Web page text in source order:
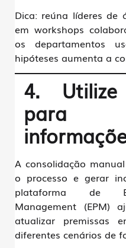
Dica: reúna líderes de
em workshops
os departamentos
hipóteses aumenta a
4. Utilize
para
A consolidação
o processo e gerar
plataforma de
Management (EPM)
atualizar premissas
diferentes cenários de